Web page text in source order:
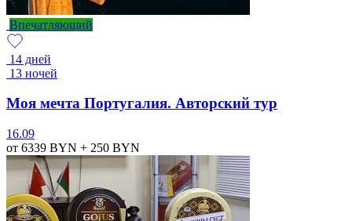
Впечатляющий
14 дней
13 ночей
Моя мечта Португалия. Авторский тур
16.09
от 6339 BYN + 250 BYN